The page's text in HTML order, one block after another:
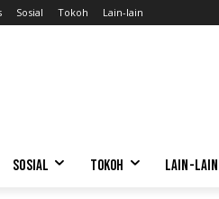
Sosial Tokoh Lain-lain
SOSIAL TOKOH LAIN-LAIN